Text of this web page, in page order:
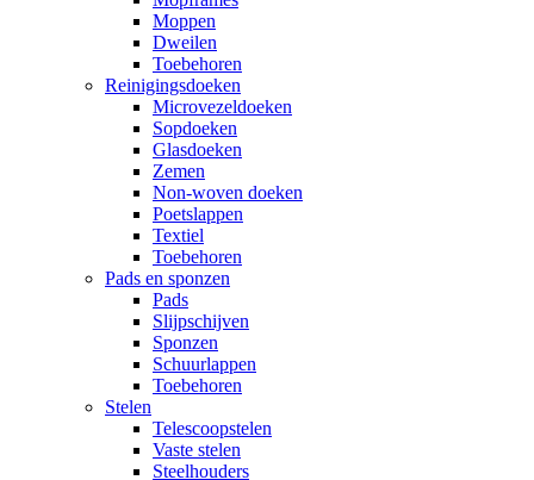
Moppen
Dweilen
Toebehoren
Reinigingsdoeken
Microvezeldoeken
Sopdoeken
Glasdoeken
Zemen
Non-woven doeken
Poetslappen
Textiel
Toebehoren
Pads en sponzen
Pads
Slijpschijven
Sponzen
Schuurlappen
Toebehoren
Stelen
Telescoopstelen
Vaste stelen
Steelhouders